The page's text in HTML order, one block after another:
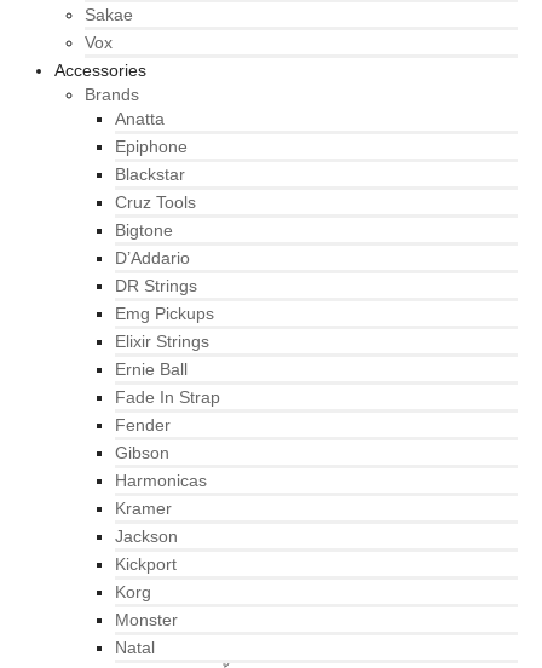
Sakae
Vox
Accessories
Brands
Anatta
Epiphone
Blackstar
Cruz Tools
Bigtone
D’Addario
DR Strings
Emg Pickups
Elixir Strings
Ernie Ball
Fade In Strap
Fender
Gibson
Harmonicas
Kramer
Jackson
Kickport
Korg
Monster
Natal